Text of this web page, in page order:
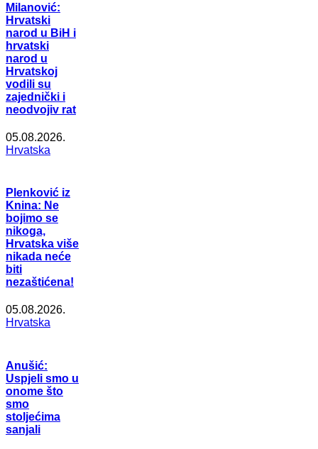
Milanović:
Hrvatski
narod u BiH i
hrvatski
narod u
Hrvatskoj
vodili su
zajednički i
neodvojiv rat
05.08.2026.
Hrvatska
Plenković iz
Knina: Ne
bojimo se
nikoga,
Hrvatska više
nikada neće
biti
nezaštićena!
05.08.2026.
Hrvatska
Anušić:
Uspjeli smo u
onome što
smo
stoljećima
sanjali